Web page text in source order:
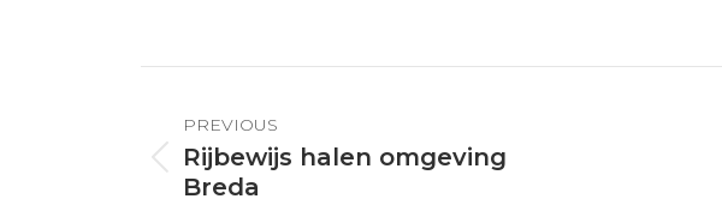
navigation
PREVIOUS
Previous
post:
Rijbewijs halen omgeving
Breda